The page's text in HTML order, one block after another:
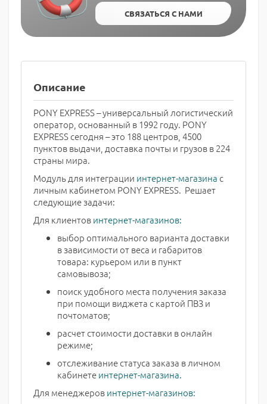
СВЯЗАТЬСЯ С НАМИ
Описание
PONY EXPRESS – универсальный логистический
оператор, основанный в 1992 году. PONY
EXPRESS сегодня – это 188 центров, 4500
пунктов выдачи, доставка почты и грузов в 224
страны мира.
Модуль для интеграции интернет-магазина с
личным кабинетом PONY EXPRESS. Решает
следующие задачи:
Для клиентовинтернет-магазинов:
выбор оптимального варианта доставки
в зависимости от веса и габаритов
товара: курьером или в пункт
самовывоза;
поиск удобного места получения заказа
при помощи виджета с картой ПВЗ и
почтоматов;
расчет стоимости доставки в онлайн
режиме;
отслеживание статуса заказа в личном
кабинетеинтернет-магазина.
Для менеджеровинтернет-магазинов: